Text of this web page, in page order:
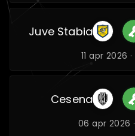
Juve Stabia
11 apr 2026 ·
Cesena
06 apr 2026 ·